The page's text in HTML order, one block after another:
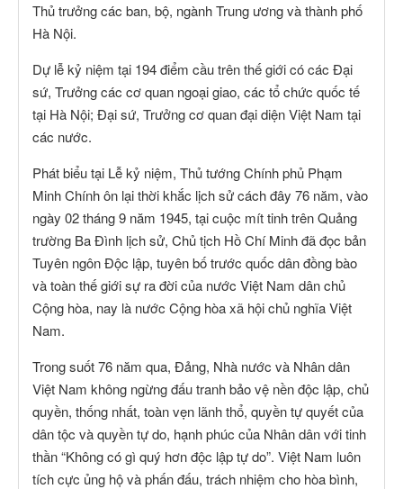
Thủ trưởng các ban, bộ, ngành Trung ương và thành phố
Hà Nội.
Dự lễ kỷ niệm tại 194 điểm cầu trên thế giới có các Đại
sứ, Trưởng các cơ quan ngoại giao, các tổ chức quốc tế
tại Hà Nội; Đại sứ, Trưởng cơ quan đại diện Việt Nam tại
các nước.
Phát biểu tại Lễ kỷ niệm, Thủ tướng Chính phủ Phạm
Minh Chính ôn lại thời khắc lịch sử cách đây 76 năm, vào
ngày 02 tháng 9 năm 1945, tại cuộc mít tinh trên Quảng
trường Ba Đình lịch sử, Chủ tịch Hồ Chí Minh đã đọc bản
Tuyên ngôn Độc lập, tuyên bố trước quốc dân đồng bào
và toàn thế giới sự ra đời của nước Việt Nam dân chủ
Cộng hòa, nay là nước Cộng hòa xã hội chủ nghĩa Việt
Nam.
Trong suốt 76 năm qua, Đảng, Nhà nước và Nhân dân
Việt Nam không ngừng đấu tranh bảo vệ nền độc lập, chủ
quyền, thống nhất, toàn vẹn lãnh thổ, quyền tự quyết của
dân tộc và quyền tự do, hạnh phúc của Nhân dân với tinh
thần “Không có gì quý hơn độc lập tự do”. Việt Nam luôn
tích cực ủng hộ và phấn đấu, trách nhiệm cho hòa bình,